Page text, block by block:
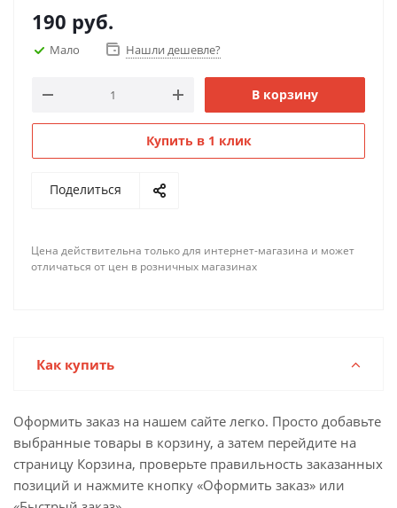
190 руб.
Мало Нашли дешевле?
В корзину
Купить в 1 клик
Поделиться
Цена действительна только для интернет-магазина и может
отличаться от цен в розничных магазинах
Как купить
Оформить заказ на нашем сайте легко. Просто добавьте
выбранные товары в корзину, а затем перейдите на
страницу Корзина, проверьте правильность заказанных
позиций и нажмите кнопку «Оформить заказ» или